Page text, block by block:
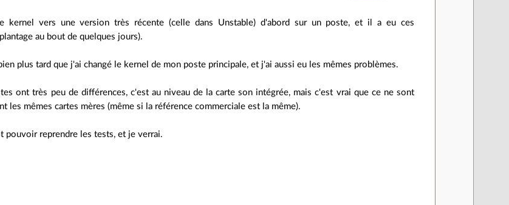
kernel vers une version très récente (celle dans Unstable) d'abord sur un poste, et il a eu ces
au bout de quelques jours).
plus tard que j'ai changé le kernel de mon poste principale, et j'ai aussi eu les mêmes problèmes.
ont très peu de différences, c'est au niveau de la carte son intégrée, mais c'est vrai que ce ne sont
les mêmes cartes mères (même si la référence commerciale est la même).
pouvoir reprendre les tests, et je verrai.